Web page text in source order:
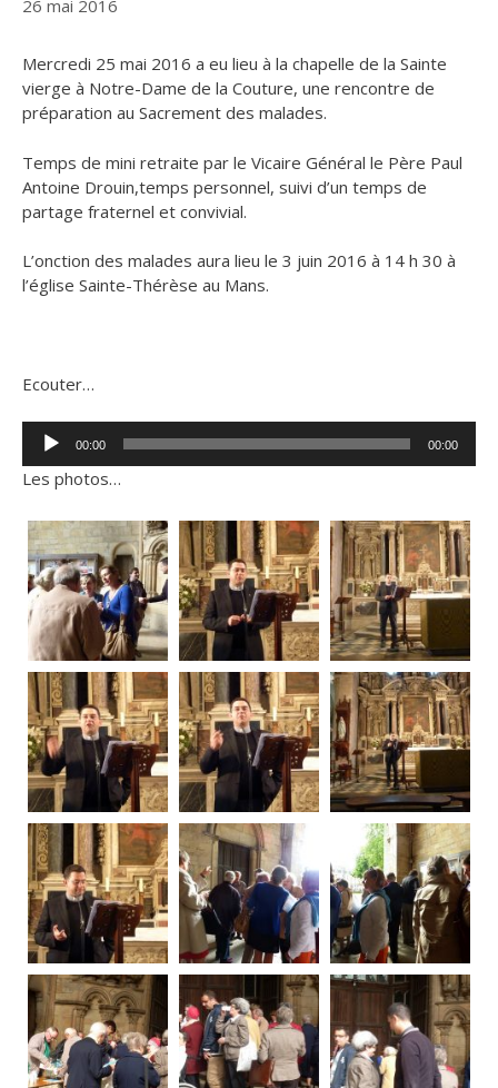
26 mai 2016
Mercredi 25 mai 2016 a eu lieu à la chapelle de la Sainte
vierge à Notre-Dame de la Couture, une rencontre de
préparation au Sacrement des malades.
Temps de mini retraite par le Vicaire Général le Père Paul
Antoine Drouin,temps personnel, suivi d’un temps de
partage fraternel et convivial.
L’onction des malades aura lieu le 3 juin 2016 à 14 h 30 à
l’église Sainte-Thérèse au Mans.
Ecouter…
Lecteur
audio
00:00 00:00
Les photos…